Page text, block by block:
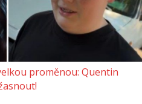
proměnou: Quentin